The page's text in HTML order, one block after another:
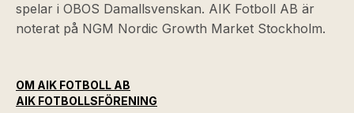
spelar i OBOS Damallsvenskan. AIK Fotboll AB är
noterat på NGM Nordic Growth Market Stockholm.
OM AIK FOTBOLL AB
AIK FOTBOLLSFÖRENING